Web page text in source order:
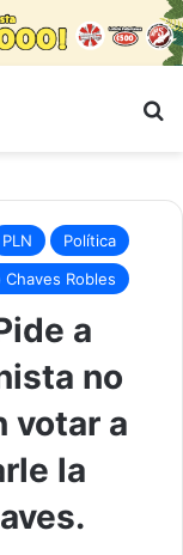
PLN
Política
Chaves Robles
a
no
votar a
la